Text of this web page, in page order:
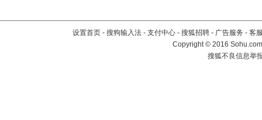
设置首页 - 搜狗输入法 - 支付中心 - 搜狐招聘 - 广告服务 - 客
Copyright©2016
搜狐不良信息举